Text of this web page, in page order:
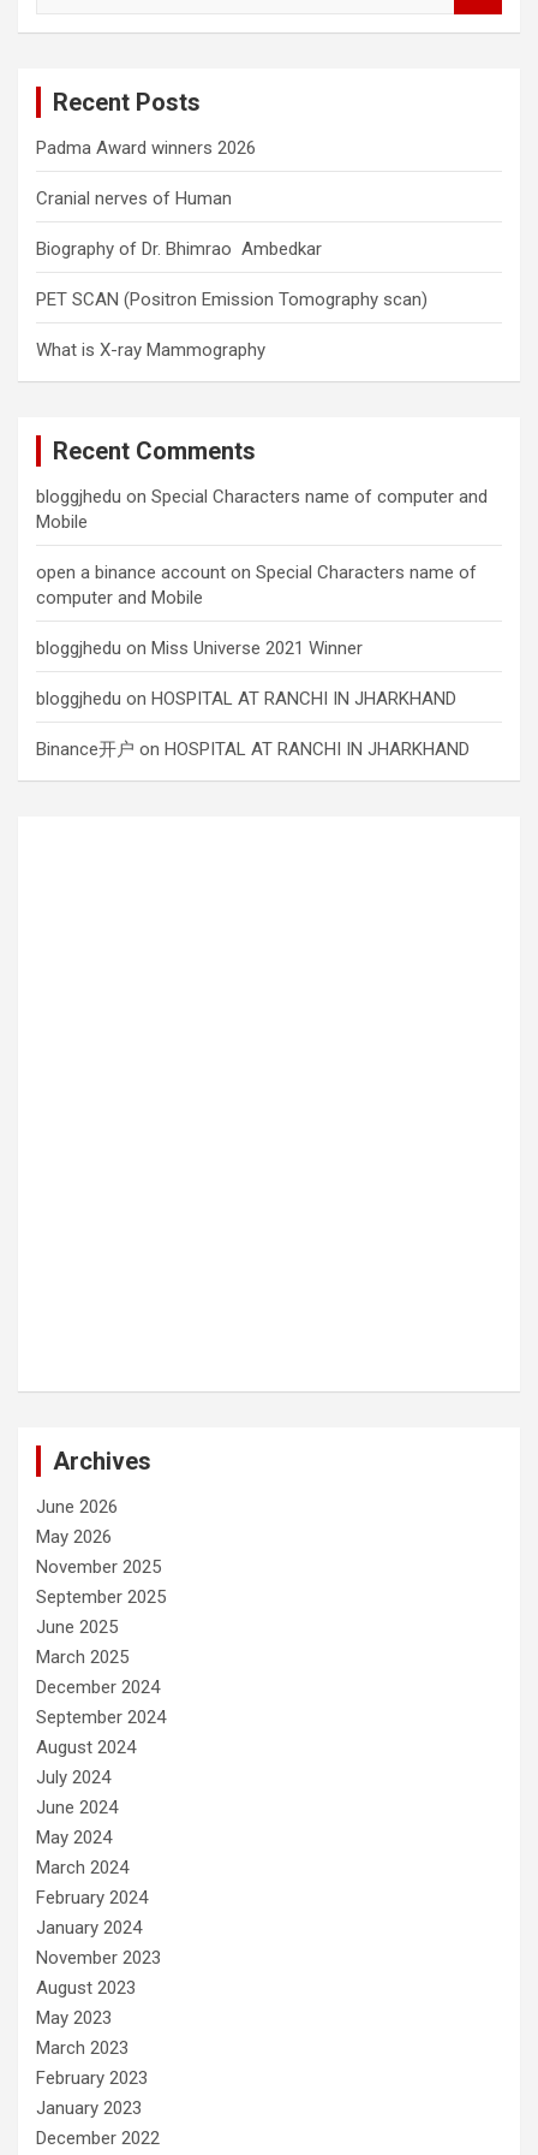
Recent Posts
Padma Award winners 2026
Cranial nerves of Human
Biography of Dr. Bhimrao Ambedkar
PET SCAN (Positron Emission Tomography scan)
What is X-ray Mammography
Recent Comments
bloggjhedu on Special Characters name of computer and
Mobile
open a binance account on Special Characters name of
computer and Mobile
bloggjhedu on Miss Universe 2021 Winner
bloggjhedu on HOSPITAL AT RANCHI IN JHARKHAND
Binance开户 on HOSPITAL AT RANCHI IN JHARKHAND
Archives
June 2026
May 2026
November 2025
September 2025
June 2025
March 2025
December 2024
September 2024
August 2024
July 2024
June 2024
May 2024
March 2024
February 2024
January 2024
November 2023
August 2023
May 2023
March 2023
February 2023
January 2023
December 2022